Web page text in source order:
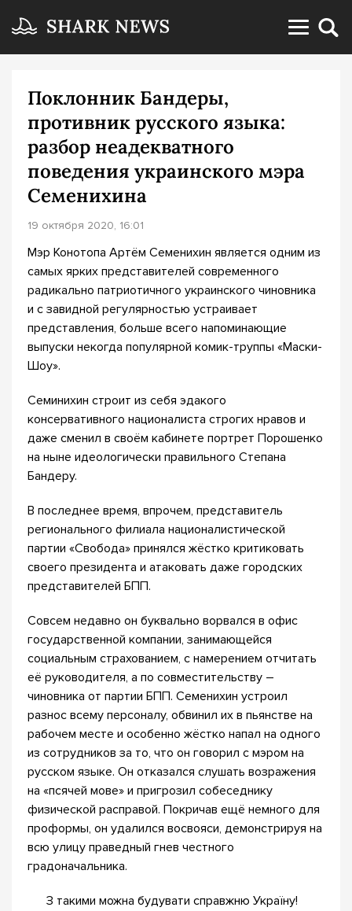
Поклонник Бандеры,
противник русского языка:
разбор неадекватного
поведения украинского мэра
Семенихина
19 октября 2020, 16:01
Мэр Конотопа Артём Семенихин является одним из
самых ярких представителей современного
радикально патриотичного украинского чиновника
и с завидной регулярностью устраивает
представления, больше всего напоминающие
выпуски некогда популярной комик-труппы «Маски-
Шоу».
Семинихин строит из себя эдакого
консервативного националиста строгих нравов и
даже сменил в своём кабинете портрет Порошенко
на ныне идеологически правильного Степана
Бандеру.
В последнее время, впрочем, представитель
регионального филиала националистической
партии «Свобода» принялся жёстко критиковать
своего президента и атаковать даже городских
представителей БПП.
Совсем недавно он буквально ворвался в офис
государственной компании, занимающейся
социальным страхованием, с намерением отчитать
её руководителя, а по совместительству –
чиновника от партии БПП. Семенихин устроил
разнос всему персоналу, обвинил их в пьянстве на
рабочем месте и особенно жёстко напал на одного
из сотрудников за то, что он говорил с мэром на
русском языке. Он отказался слушать возражения
на «псячей мове» и пригрозил собеседнику
физической расправой. Покричав ещё немного для
проформы, он удалился восвояси, демонстрируя на
всю улицу праведный гнев честного
градоначальника.
З такими можна будувати справжню Україну!